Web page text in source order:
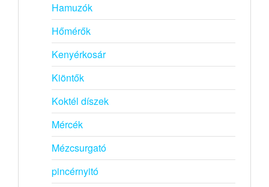
Hamuzók
Hőmérők
Kenyérkosár
Kiöntők
Koktél díszek
Mércék
Mézcsurgató
pincérnyitó